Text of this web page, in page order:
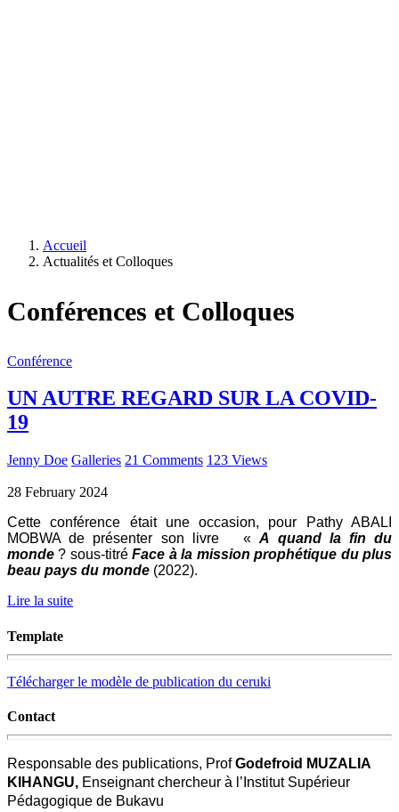
Accueil
Actualités et Colloques
Conférences et Colloques
Conférence
UN AUTRE REGARD SUR LA COVID-
19
Jenny Doe Galleries 21 Comments 123 Views
28 February 2024
Cette conférence était une occasion, pour Pathy ABALI
MOBWA de présenter son livre «A quand la fin du
monde ? sous-titréFace à la mission prophétique du plus
beau pays du monde (2022).
Lire la suite
Template
Télécharger le modèle de publication du ceruki
Contact
Responsable des publications, ProfGodefroid MUZALIA
KIHANGU, Enseignant chercheur à l’Institut Supérieur
Pédagogique de Bukavu